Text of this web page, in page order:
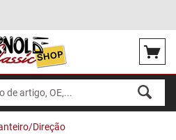
Direção